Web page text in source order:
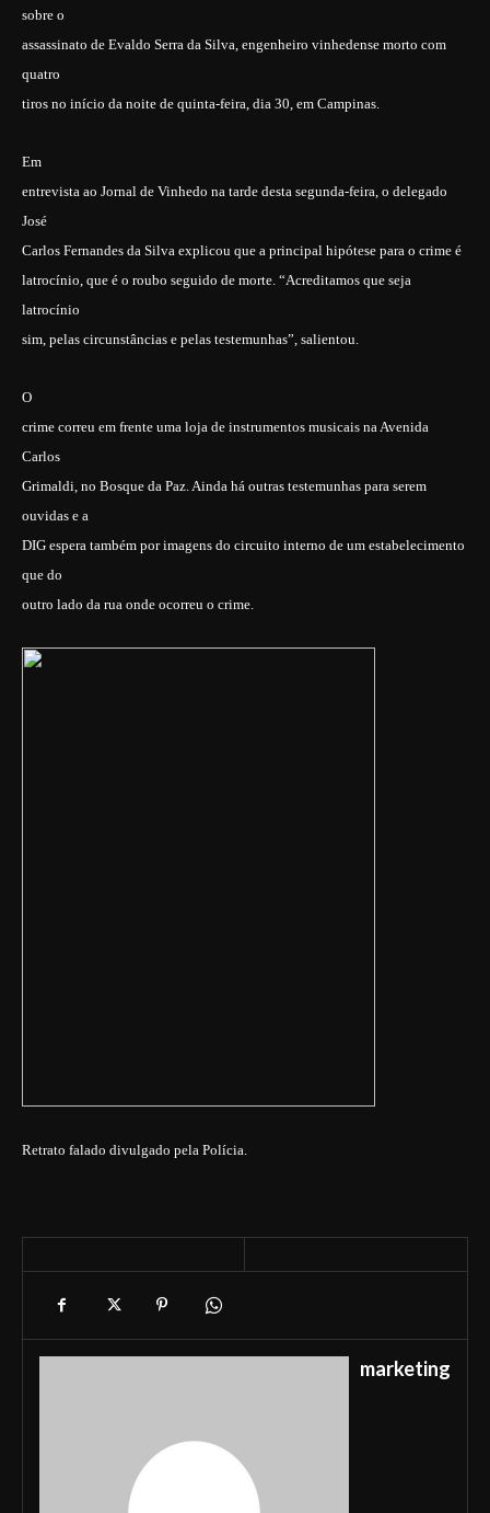
sobre o
assassinato de Evaldo Serra da Silva, engenheiro vinhedense morto com
quatro
tiros no início da noite de quinta-feira, dia 30, em Campinas.
Em
entrevista ao Jornal de Vinhedo na tarde desta segunda-feira, o delegado
José
Carlos Fernandes da Silva explicou que a principal hipótese para o crime é
latrocínio, que é o roubo seguido de morte. “Acreditamos que seja
latrocínio
sim, pelas circunstâncias e pelas testemunhas”, salientou.
O
crime correu em frente uma loja de instrumentos musicais na Avenida
Carlos
Grimaldi, no Bosque da Paz. Ainda há outras testemunhas para serem
ouvidas e a
DIG espera também por imagens do circuito interno de um estabelecimento
que do
outro lado da rua onde ocorreu o crime.
Retrato falado divulgado pela Polícia.
marketing